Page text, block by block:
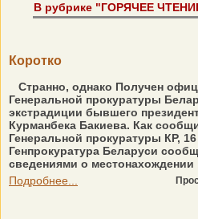
В рубрике "ГОРЯЧЕЕ
Коротко
Странно, однако Получен
Генеральной прокуратуры
экстрадиции бывшего
Курманбека Бакиева. Как
Генеральной прокуратуры КР,
Генпрокуратура Беларуси
сведениями о местонахождении
Подробнее...